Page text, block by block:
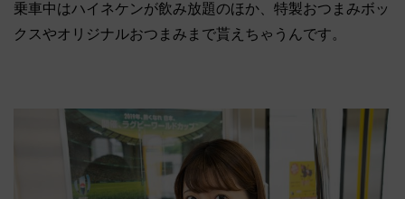
乗車中はハイネケンが飲み放題のほか、特製おつまみボッ
クスやオリジナルおつまみまで貰えちゃうんです。